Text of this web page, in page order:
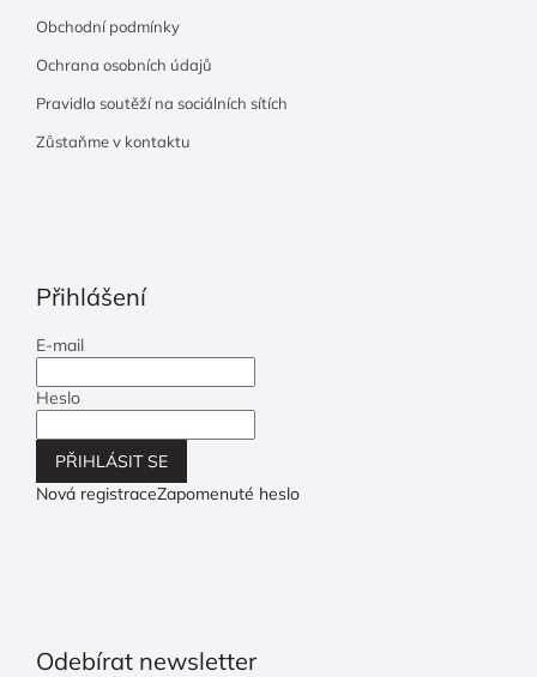
Obchodní podmínky
Ochrana osobních údajů
Pravidla soutěží na sociálních sítích
Zůstaňme v kontaktu
Přihlášení
E-mail
Heslo
PŘIHLÁSIT SE
Nová registraceZapomenuté heslo
Odebírat newsletter